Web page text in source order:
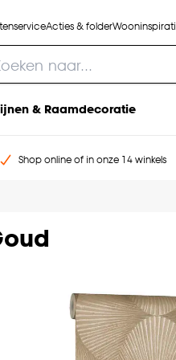
Acties & folder
& Raamdecoratie
Shop online of in onze 14 winkels